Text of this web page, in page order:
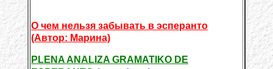
О чем нельзя забывать в эсперанто
(Автор: Марина)
PLENA ANALIZA GRAMATIKO DE